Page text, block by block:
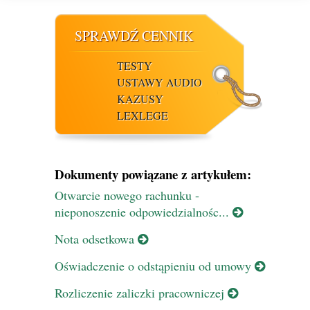
SPRAWDŹ CENNIK
TESTY
USTAWY AUDIO
KAZUSY
LEXLEGE
Dokumenty powiązane z artykułem:
Otwarcie nowego rachunku -
nieponoszenie odpowiedzialnośc...
Nota odsetkowa
Oświadczenie o odstąpieniu od umowy
Rozliczenie zaliczki pracowniczej